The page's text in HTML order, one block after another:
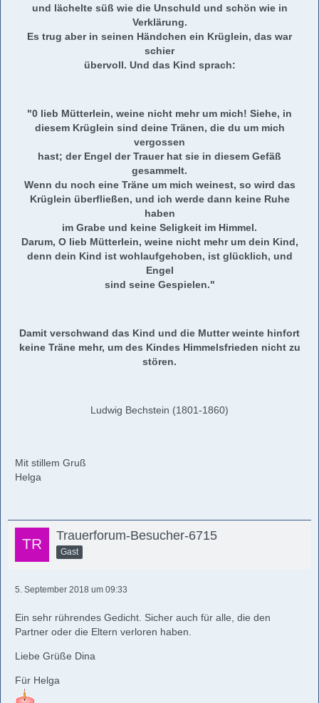
und lächelte süß wie die Unschuld und schön wie in
Verklärung.
Es trug aber in seinen Händchen ein Krüglein, das war
schier
übervoll. Und das Kind sprach:
"0 lieb Mütterlein, weine nicht mehr um mich! Siehe, in
diesem Krüglein sind deine Tränen, die du um mich
vergossen
hast; der Engel der Trauer hat sie in diesem Gefäß
gesammelt.
Wenn du noch eine Träne um mich weinest, so wird das
Krüglein überfließen, und ich werde dann keine Ruhe
haben
im Grabe und keine Seligkeit im Himmel.
Darum, O lieb Mütterlein, weine nicht mehr um dein Kind,
denn dein Kind ist wohlaufgehoben, ist glücklich, und
Engel
sind seine Gespielen."
Damit verschwand das Kind und die Mutter weinte hinfort
keine Träne mehr, um des Kindes Himmelsfrieden nicht zu
stören.
Ludwig Bechstein (1801-1860)
Mit stillem Gruß
Helga
Trauerforum-Besucher-6715
Gast
5. September 2018 um 09:33
Ein sehr rührendes Gedicht. Sicher auch für alle, die den
Partner oder die Eltern verloren haben.
Liebe Grüße Dina
Für Helga